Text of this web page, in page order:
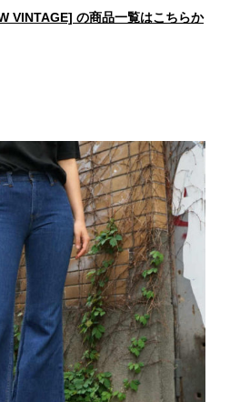
VINTAGE] の商品一覧はこちらか